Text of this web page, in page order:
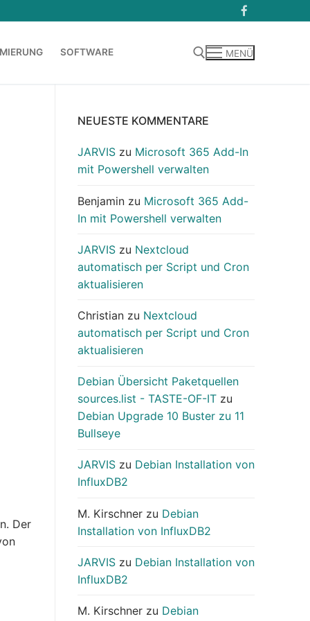
SOFTWARE MENÜ
Der
NEUESTE KOMMENTARE
JARVIS zu Microsoft 365 Add-In
mit Powershell verwalten
Benjamin zu Microsoft 365 Add-
In mit Powershell verwalten
JARVIS zu Nextcloud
automatisch per Script und Cron
aktualisieren
Christian zu Nextcloud
automatisch per Script und Cron
aktualisieren
Debian Übersicht Paketquellen
sources.list - TASTE-OF-IT zu
Debian Upgrade 10 Buster zu 11
Bullseye
JARVIS zu Debian Installation von
InfluxDB2
M. Kirschner zu Debian
Installation von InfluxDB2
JARVIS zu Debian Installation von
InfluxDB2
M. Kirschner zu Debian